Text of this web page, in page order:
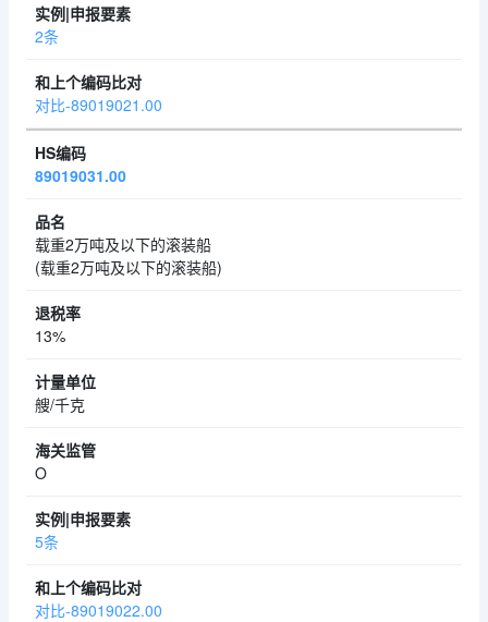
2条
对比-89019021.00
89019031.00
载重2万吨及以下的滚装船
(载重2万吨及以下的滚装船)
13%
艘/千克
O
5条
对比-89019022.00